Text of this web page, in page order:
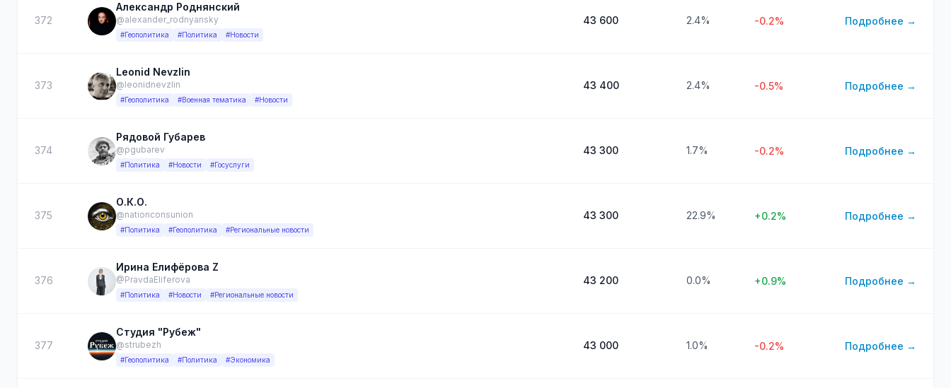
372
Александр Роднянский
@alexander_rodnyansky
#Геополитика #Политика #Новости
43 600 2.4% -0.2% Подробнее →
373
Leonid Nevzlin
@leonidnevzlin
#Геополитика #Военная тематика #Новости
43 400 2.4% -0.5% Подробнее →
374
Рядовой Губарев
@pgubarev
#Политика #Новости #Госуслуги
43 300 1.7% -0.2% Подробнее →
375
О.К.О.
@nationconsunion
#Политика #Геополитика #Региональные новости
43 300 22.9% +0.2% Подробнее →
376
Ирина Елифёрова Z
@PravdaEliferova
#Политика #Новости #Региональные новости
43 200 0.0% +0.9% Подробнее →
377
Студия "Рубеж"
@strubezh
#Геополитика #Политика #Экономика
43 000 1.0% -0.2% Подробнее →